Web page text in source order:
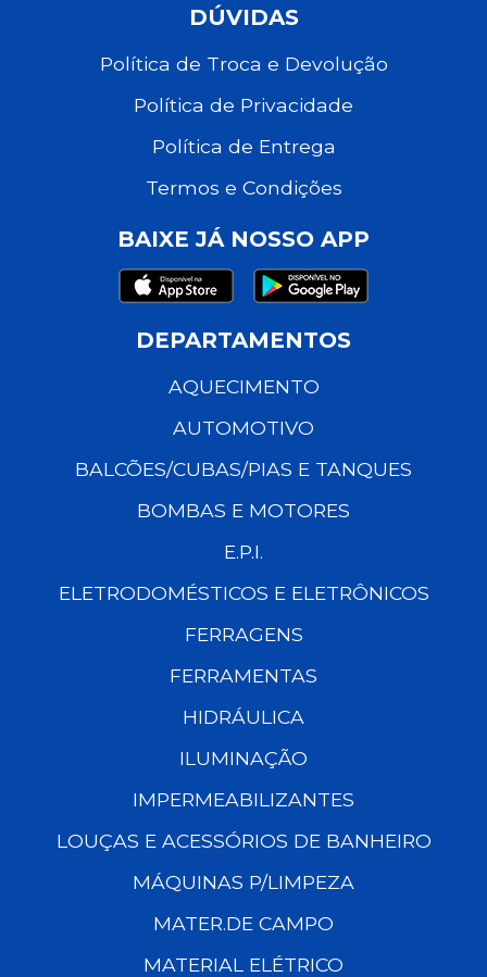
DÚVIDAS
Política de Troca e Devolução
Política de Privacidade
Política de Entrega
Termos e Condições
BAIXE JÁ NOSSO APP
DEPARTAMENTOS
AQUECIMENTO
AUTOMOTIVO
BALCÕES/CUBAS/PIAS E TANQUES
BOMBAS E MOTORES
E.P.I.
ELETRODOMÉSTICOS E ELETRÔNICOS
FERRAGENS
FERRAMENTAS
HIDRÁULICA
ILUMINAÇÃO
IMPERMEABILIZANTES
LOUÇAS E ACESSÓRIOS DE BANHEIRO
MÁQUINAS P/LIMPEZA
MATER.DE CAMPO
MATERIAL ELÉTRICO